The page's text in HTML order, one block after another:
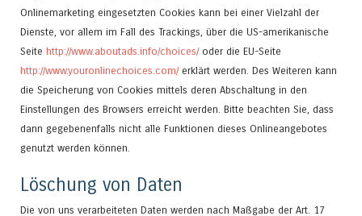
Onlinemarketing eingesetzten Cookies kann bei einer Vielzahl der
Dienste, vor allem im Fall des Trackings, über die US-amerikanische
Seite http://www.aboutads.info/choices/oder die EU-Seite
http://www.youronlinechoices.com/erklärt werden. Des Weiteren kann
die Speicherung von Cookies mittels deren Abschaltung in den
Einstellungen des Browsers erreicht werden. Bitte beachten Sie, dass
dann gegebenenfalls nicht alle Funktionen dieses Onlineangebotes
genutzt werden können.
Löschung von Daten
Die von uns verarbeiteten Daten werden nach Maßgabe der Art. 17